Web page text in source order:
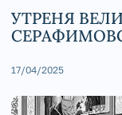
УТРЕНЯ
17/04/2025